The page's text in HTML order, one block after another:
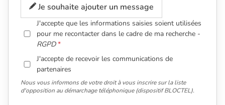
Je souhaite ajouter un message
J'accepte que les informations saisies soient utilisées
pour me recontacter dans le cadre de ma recherche -
RGPD
J'accepte de recevoir les communications de
partenaires
Nous vous informons de votre droit à vous inscrire sur la liste
d'opposition au démarchage téléphonique (dispositif BLOCTEL).